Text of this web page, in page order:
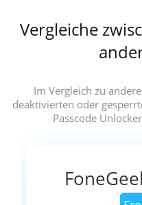
Vergleiche
Im Vergleich zu
deaktivierten oder
Passcode